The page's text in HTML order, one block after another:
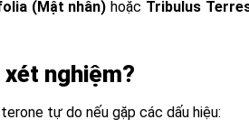
(Mật nhân) hoặc Tribulus
nghiệm?
tự do nếu gặp các dấu hiệu: